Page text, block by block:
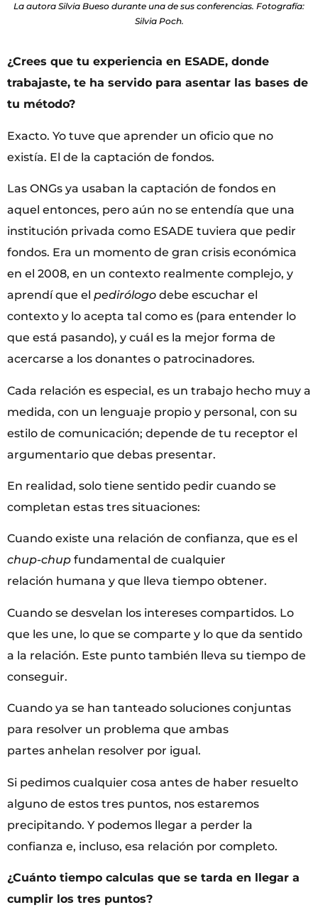
La autora Silvia Bueso durante una de sus conferencias. Fotografía:
Silvia Poch.
¿Crees que tu experiencia en ESADE, donde
trabajaste, te ha servido para asentar las bases de
tu método?
Exacto. Yo tuve que aprender un oficio que no
existía. El de la captación de fondos.
Las ONGs ya usaban la captación de fondos en
aquel entonces, pero aún no se entendía que una
institución privada como ESADE tuviera que pedir
fondos. Era un momento de gran crisis económica
en el 2008, en un contexto realmente complejo, y
aprendí que el pedirólogo debe escuchar el
contexto y lo acepta tal como es (para entender lo
que está pasando), y cuál es la mejor forma de
acercarse a los donantes o patrocinadores.
Cada relación es especial, es un trabajo hecho muy a
medida, con un lenguaje propio y personal, con su
estilo de comunicación; depende de tu receptor el
argumentario que debas presentar.
En realidad, solo tiene sentido pedir cuando se
completan estas tres situaciones:
Cuando existe una relación de confianza, que es el
chup-chup fundamental de cualquier
relación humana y que lleva tiempo obtener.
Cuando se desvelan los intereses compartidos. Lo
que les une, lo que se comparte y lo que da sentido
a la relación. Este punto también lleva su tiempo de
conseguir.
Cuando ya se han tanteado soluciones conjuntas
para resolver un problema que ambas
partes anhelan resolver por igual.
Si pedimos cualquier cosa antes de haber resuelto
alguno de estos tres puntos, nos estaremos
precipitando. Y podemos llegar a perder la
confianza e, incluso, esa relación por completo.
¿Cuánto tiempo calculas que se tarda en llegar a
cumplir los tres puntos?